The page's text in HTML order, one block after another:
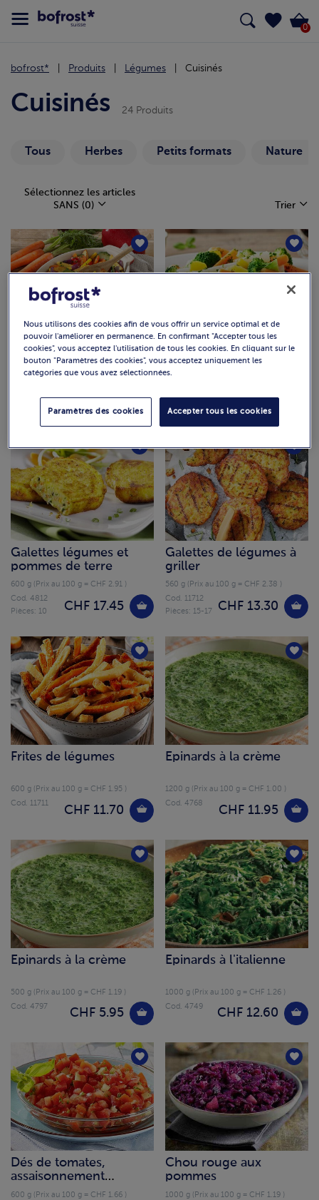
0
bofrost* Produits Légumes Cuisinés
Cuisinés 24 Produits
Tous Herbes Petits formats Nature
Sélectionnez les articles
SANS (0) Trier
Légumes colorés au
four
Cod. 3847
Jardinière de légumes
d'été
Cod. 0771
Galettes légumes et
pommes de terre
600 g (Prix au 100 g = CHF 2.91 )
CHF 17.45
Cod. 4812
Pièces: 10
Galettes de légumes à
griller
560 g (Prix au 100 g = CHF 2.38 )
CHF 13.30
Cod. 11712
Pièces: 15-17
Frites de légumes
600 g (Prix au 100 g = CHF 1.95 )
CHF 11.70
Cod. 11711
Épinards à la crème
1200 g (Prix au 100 g = CHF 1.00 )
CHF 11.95
Cod. 4768
Épinards à la crème
500 g (Prix au 100 g = CHF 1.19 )
CHF 5.95
Cod. 4797
Épinards à l'italienne
1000 g (Prix au 100 g = CHF 1.26 )
CHF 12.60
Cod. 4749
Dés de tomates,
assaisonnement
méditerranéen
600 g (Prix au 100 g = CHF 1.66 )
Chou rouge aux
pommes
1000 g (Prix au 100 g = CHF 1.19 )
Nous utilisons des cookies afin de vous offrir un service optimal et de
pouvoir l'améliorer en permanence. En confirmant "Accepter tous les
cookies", vous acceptez l'utilisation de tous les cookies. En cliquant sur le
bouton "Paramètres des cookies", vous acceptez uniquement les
catégories que vous avez sélectionnées.
Accepter tous les cookies
Paramètres des cookies